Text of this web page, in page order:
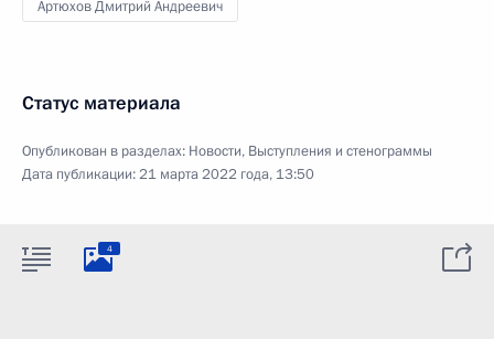
Артюхов Дмитрий Андреевич
Статус материала
Опубликован в разделах: Новости, Выступления и стенограммы
Дата публикации:21 марта 2022 года, 13:50
4